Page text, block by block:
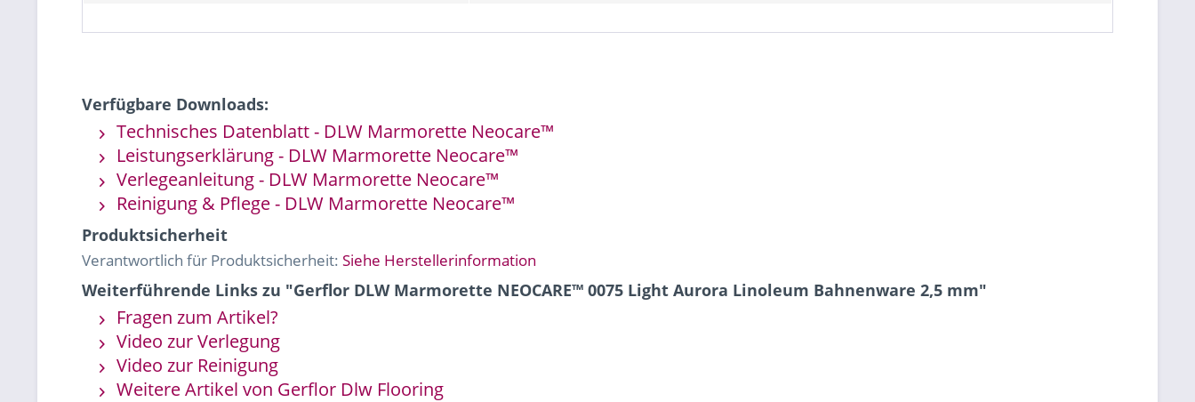
Verfügbare Downloads:
Technisches Datenblatt - DLW Marmorette Neocare™
Leistungserklärung - DLW Marmorette Neocare™
Verlegeanleitung - DLW Marmorette Neocare™
Reinigung & Pflege - DLW Marmorette Neocare™
Produktsicherheit
Verantwortlich für Produktsicherheit: Siehe Herstellerinformation
Weiterführende Links zu "Gerflor DLW Marmorette NEOCARE™ 0075 Light Aurora Linoleum Bahnenware 2,5 mm"
Fragen zum Artikel?
Video zur Verlegung
Video zur Reinigung
Weitere Artikel von Gerflor Dlw Flooring